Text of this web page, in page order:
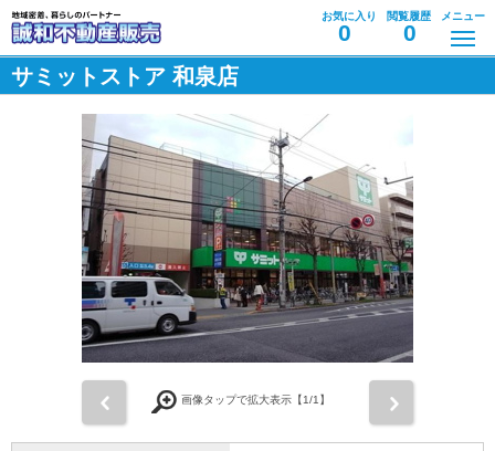
お気に入り
0
閲覧履歴
0
メニュー
サミットストア 和泉店
画像タップで拡大表示【1/1】